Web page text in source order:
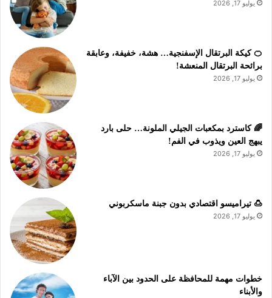
يوليو 17, 2026
🍊 كيكة البرتقال الإسفنجية… هشة، خفيفة، وعابقة
برائحة البرتقال المنعشة!
يوليو 17, 2026
🌈 كاسترد بمكعبات الجيلي الملونة… حلى بارد
يبهج العين ويذوب في الفم!
يوليو 17, 2026
🍮 تيراميسو اقتصادي بدون جبنة ماسكربوني
يوليو 17, 2026
خطوات مهمة للمحافظة على الحدود بين الآباء
والأبناء